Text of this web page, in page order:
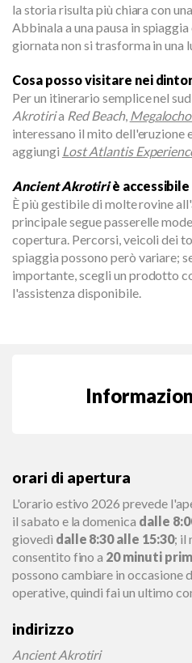
la storia risulta più chiara con
Abbinala a una pausa in
giornata non si trasforma in una
Cosa posso visitare nei
Per un itinerario semplice nel
Akrotiria Red Beach,
interessano il mito dell'eruzione
aggiungi Lost Atlantis
Ancient Akrotiriè
È più gestibile di molte rovine
principale segue passerelle
copertura. Percorsi, veicoli dei
spiaggia possono però variare;
importante, scegli un prodotto
l'assistenza disponibile.
orari di apertura
L'orario estivo 2026 prevede
il sabato e la domenica dalle
giovedì dalle 8:30 alle 15:30; il
consentito fino a 20 minuti
possono cambiare in occasione
operative, quindi fai un ultimo
indirizzo
Ancient Akrotiri